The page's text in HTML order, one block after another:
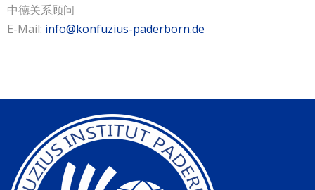
中德关系顾问
E-Mail: info@konfuzius-paderborn.de